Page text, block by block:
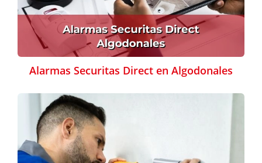
Alarmas Securitas Direct en Algodonales